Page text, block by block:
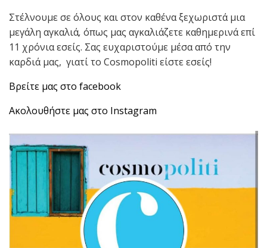
Στέλνουμε σε όλους και στον καθένα ξεχωριστά μια
μεγάλη αγκαλιά, όπως μας αγκαλιάζετε καθημερινά επί
11 χρόνια εσείς. Σας ευχαριστούμε μέσα από την
καρδιά μας, γιατί το Cosmopoliti είστε εσείς!
Βρείτε μας στο facebook
Ακολουθήστε μας στο Ιnstagram